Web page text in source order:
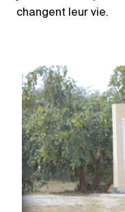
changent leur vie.